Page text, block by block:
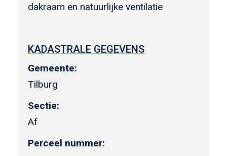
dakraam en natuurlijke ventilatie
KADASTRALE GEGEVENS
Gemeente:
Tilburg
Sectie:
Af
Perceel nummer: